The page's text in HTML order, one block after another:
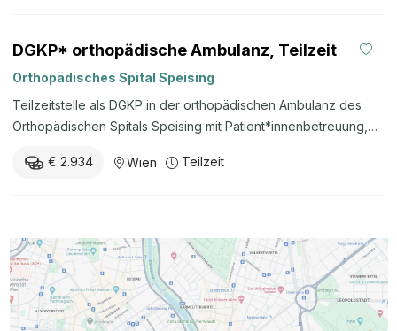
DGKP* orthopädische Ambulanz, Teilzeit
Orthopädisches Spital Speising
Teilzeitstelle als DGKP in der orthopädischen Ambulanz des
Orthopädischen Spitals Speising mit Patient*innenbetreuung,
therapeutischen Maßnahmen sowie Dokumentation in SAP und
€ 2.934 Wien Teilzeit